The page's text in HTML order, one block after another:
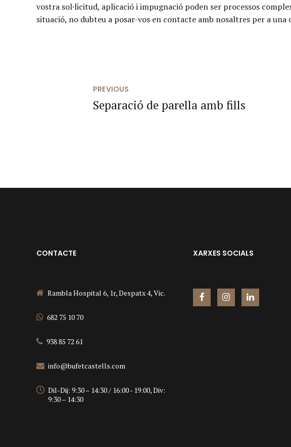
vostra sol·licitud, aplicació i impugnació poden ser processos
situació, no dubteu a posar-vos en contacte amb nosaltres per a
PREVIOUS
Separació de parella amb fills
CONTACTE
Rambla Hospital 6, 1r, Despatx 4, Vic.
682 75 10 70
938 85 72 61
info@bufetcastells.com
Dil-Dij: 9:30 – 14:30 / 16:00 - 19:00, Div:
9:30 – 14:30
XARXES SOCIALS